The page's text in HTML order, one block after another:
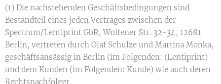
(1) Die nachstehenden Geschäftsbedingungen sind
Bestandteil eines jeden Vertrages zwischen der
Spectrum/Lentiprint GbR, Wolfener Str. 32-34, 12681
Berlin, vertreten durch Olaf Schulze und Martina Monka,
geschäftsansässig in Berlin (im Folgenden: (Lentiprint)
und dem Kunden (im Folgenden: Kunde) wie auch deren
Rechtsnachfolger.